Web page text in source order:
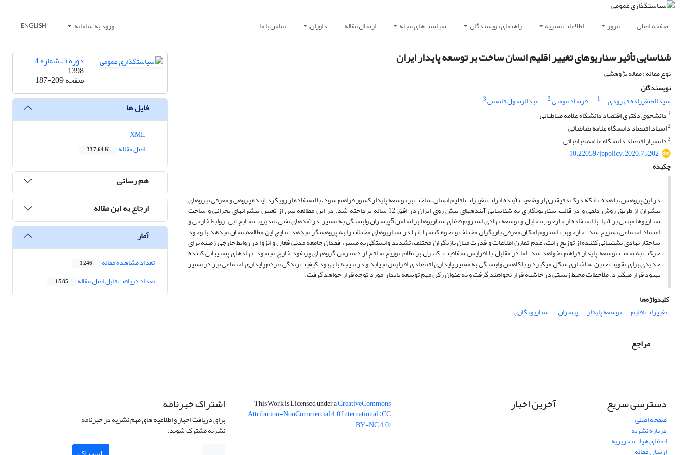
صفحه اصلی مرور اطلاعات نشریه راهنمای نویسندگان سیاست‌های مجله ارسال مقاله داوران تماس با ما ورود به سامانه ENGLISH
شناسایی تأثیر سناریوهای تغییر اقلیم انسان ساخت بر توسعه پایدار ایران
نوع مقاله : مقاله پژوهشی
نویسندگان
شیدا اصغرزاده قهرودی󠆼
1 فرشاد مومنی2 عبدالرسول قاسمی3
1 دانشجوی دکتری اقتصاد دانشگاه علامه طباطبائی
2استاد اقتصاد دانشگاه علامه طباطبائی
3دانشیار اقتصاد دانشگاه علامه طباطبائی
10.22059/jppolicy.2020.75202
چکیده
در این پژوهش، با هدف آنکه درک دقیق­تری از وضعیت آینده اثرات تغییرات اقلیم انسان ساخت بر توسعه پایدار کشور فراهم شود، با استفاده از رویکرد آینده پژوهی و معرفی نیروهای
پیشران از طریق روش دلفی و در قالب سناریونگاری به شناسایی آینده­های پیش روی ایران در افق 12 ساله پرداخته شد. در این مطالعه پس از تعیین پیشران­های بحرانی و ساخت
سناریوها مبتنی بر آنها، با استفاده از چارچوب تحلیل و توسعه نهادی استروم فضای سناریوها بر اساس 5 پیشران وابستگی به مسیر، درآمدهای نفتی، مدیریت منابع آبی، روابط خارجی و
اعتماد اجتماعی تشریح شد. چارچوبب استروم امکان معرفی بازیگران مختلف و نحوه کنش­ها آنها در سناریوهای مختلف را به پژوهشگر می­دهد. نتایج این مطالعه نشان می­دهد با وجود
ساختار نهادی پشتیبانی کننده از توزیع رانت، عدم تقارن اطلاعات و قدرت میان بازیگران مختلف، تشدید وابستگی به مسیر، فقدان جامعه مدنی فعال و انزوا در روابط خارجی زمینه برای
حرکت به سمت توسعه پایدار فراهم نخواهد شد. اما در مقابل با افزایش شفافیت، کنترل بر نظام توزیع منافع از دسترس گروه­های پرنفوذ خارج می­شود. نهادهای پشتیبانی کننده
جدیدی برای تقویت چنین ساختاری شکل می­گیرد و با کاهش وابستگی به مسیر پایداری اقتصادی افزایش می­یابد و در نتیجه با بهبود کیفیت زندگی مردم پایداری اجتماعی نیز در مسیر
بهبود قرار می­گیرد. ملاحظات محیط زیستی در حاشیه قرار نخواهند گرفت و به عنوان رکن مهم توسعه پایدار مورد توجه قرار خواهد گرفت.
کلیدواژه‌ها
تغییرات اقلیم
توسعه پایدار پیشران سناریونگاری
مراجع
دوره 5، شماره 4
1398
صفحه187-209
فایل ها
اصل مقاله
337.64 K
هم رسانی
ارجاع به این مقاله
آمار
تعداد مشاهده مقاله 1,246
تعداد دریافت فایل اصل مقاله 1,585
دسترسی سریع
صفحه اصلی
درباره نشریه
اعضای هیات تحریریه
ارسال مقاله
آخرین اخبار This Work is Licensed under aCreativeCommons
Attribution-NonCommercial 4.0 International(CC
BY-NC 4.0)
اشتراک خبرنامه
برای دریافت اخبار و اطلاعیه های مهم نشریه در خبرنامه
نشریه مشترک شوید.